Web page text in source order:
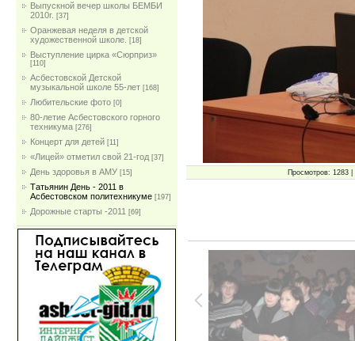
Выпускной вечер школы БЕМБИ
2010г. [37]
Оранжевая неделя в детской
художественной школе.
[18]
Выступление цирка «Сюрприз»
[110]
Асбестовской Детской
музыкальной школе 55-лет [168]
Любительские фото [0]
80-летие Асбестовского горного
техникума [276]
Концерт для детей [11]
«Лицей» отметил свой 21-год [37]
День здоровья в АМУ [15]
Татьянин День - 2011 в
Асбестовском политехникуме [197]
Дорожные старты -2011 [69]
Просмотров: 1283